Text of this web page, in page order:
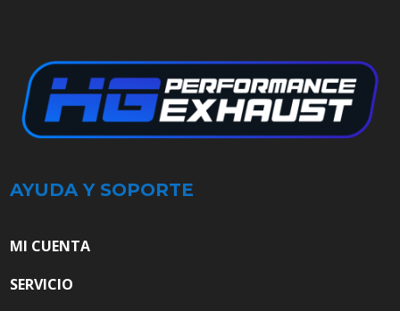
AYUDA Y SOPORTE
MI CUENTA
SERVICIO